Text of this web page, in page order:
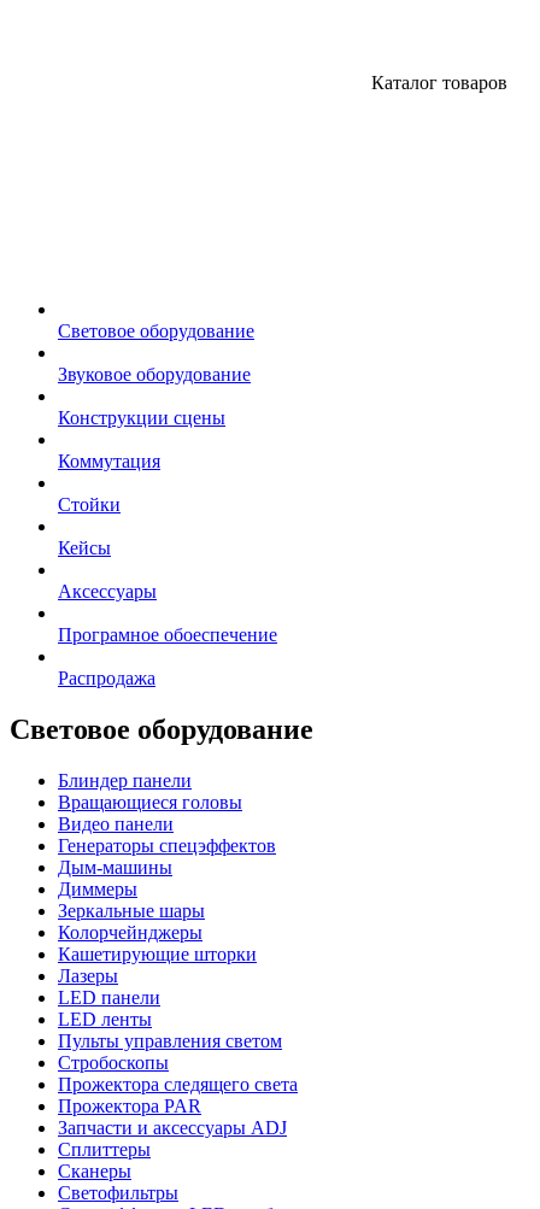
Каталог товаров
Световое оборудование
Звуковое оборудование
Конструкции сцены
Коммутация
Стойки
Кейсы
Аксессуары
Програмное обоеспечение
Распродажа
Световое оборудование
Блиндер панели
Вращающиеся головы
Видео панели
Генераторы спецэффектов
Дым-машины
Диммеры
Зеркальные шары
Колорчейнджеры
Кашетирующие шторки
Лазеры
LED панели
LED ленты
Пульты управления светом
Стробоскопы
Прожектора следящего света
Прожектора PAR
Запчасти и аксессуары ADJ
Сплиттеры
Сканеры
Светофильтры